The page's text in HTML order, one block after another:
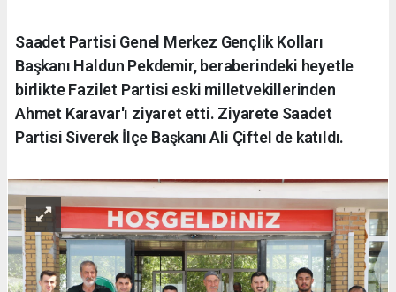
Saadet Partisi Genel Merkez Gençlik Kolları
Başkanı Haldun Pekdemir, beraberindeki heyetle
birlikte Fazilet Partisi eski milletvekillerinden
Ahmet Karavar'ı ziyaret etti. Ziyarete Saadet
Partisi Siverek İlçe Başkanı Ali Çiftel de katıldı.